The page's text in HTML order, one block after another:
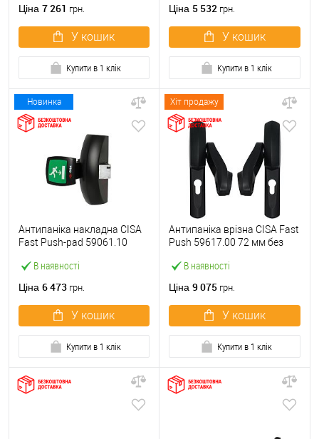
Ціна 7 261 грн.
У кошик
Купити в 1 клік
Ціна 5 532 грн.
У кошик
Купити в 1 клік
Новинка
В наявності
Антипаніка накладна CISA
Fast Push-pad 59061.10
Ціна 6 473 грн.
У кошик
Купити в 1 клік
Хіт продажу
В наявності
Антипаніка врізна CISA Fast
Push 59617.00 72 мм без
Ціна 9 075 грн.
У кошик
Купити в 1 клік